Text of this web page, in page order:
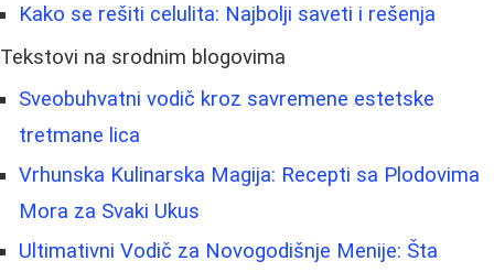
Kako se rešiti celulita: Najbolji saveti i rešenja
Tekstovi na srodnim blogovima
Sveobuhvatni vodič kroz savremene estetske
tretmane lica
Vrhunska Kulinarska Magija: Recepti sa Plodovima
Mora za Svaki Ukus
Ultimativni Vodič za Novogodišnje Menije: Šta